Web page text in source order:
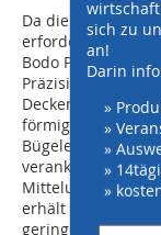
Da die
erfordern die
Bodo Pilgrimowski
Präzision. Vor
förmigen Bügeln
Bügelenden mit
verankert. Nach
Mittelunterzug
erhält eine
geringer
sich zu
an!
Darin
»
»
»
»
»